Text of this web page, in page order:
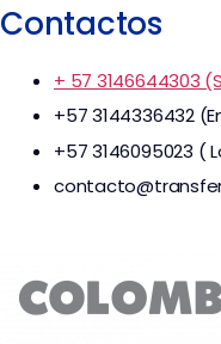
Contactos
+ 57 3146644303
+57 3144336432
+57 3146095023 (